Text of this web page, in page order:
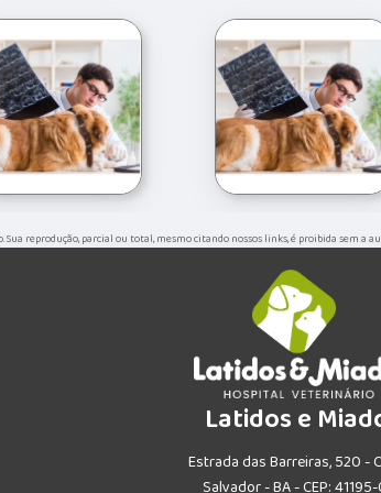
Sua reprodução, parcial ou total, mesmo citando nossos links, é proibida sem
Latidos e
Estrada das Barreiras, 520 -
Salvador - BA - CEP: